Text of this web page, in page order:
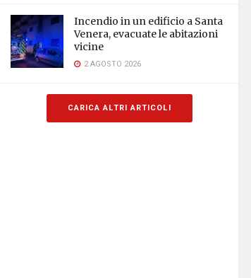
Incendio in un edificio a Santa
Venera, evacuate le abitazioni
vicine
2 AGOSTO 2026
CARICA ALTRI ARTICOLI